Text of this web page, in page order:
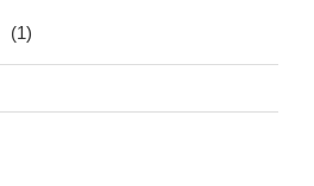
(1)